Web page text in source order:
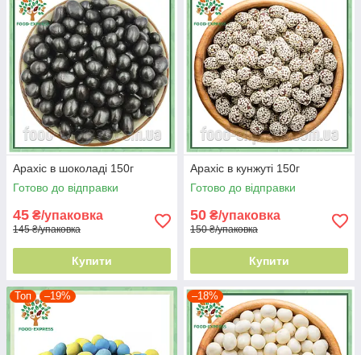
Арахіс в шоколаді 150г
Готово до відправки
45 ₴/упаковка
145 ₴/упаковка
Купити
Арахіс в кунжуті 150г
Готово до відправки
50 ₴/упаковка
150 ₴/упаковка
Купити
Топ –19% –18%